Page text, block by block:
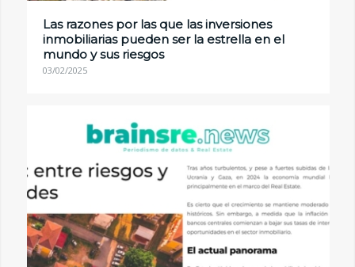
Las razones por las que las inversiones
inmobiliarias pueden ser la estrella en el
mundo y sus riesgos
03/02/2025